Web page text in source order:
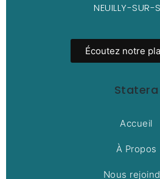
NEUILLY-SUR-
Écoutez notre
Statera
Accueil
À Propos
Nous